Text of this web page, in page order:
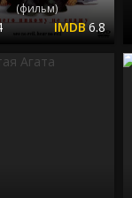
(фильм)
6.8